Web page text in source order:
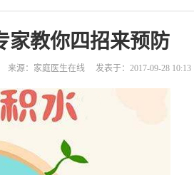
家教你四招来预防
来源：家庭医生在线 发表于：2017-09-28